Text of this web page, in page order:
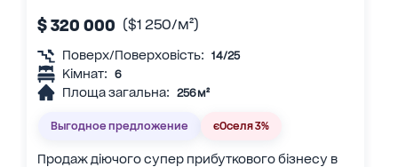
$ 320 000 ($1 250/м²)
Поверх/Поверховість: 14/25
Кімнат: 6
Площа загальна: 256 м²
Выгодное предложение єОселя 3%
Продаж діючого супер прибуткового бізнесу в